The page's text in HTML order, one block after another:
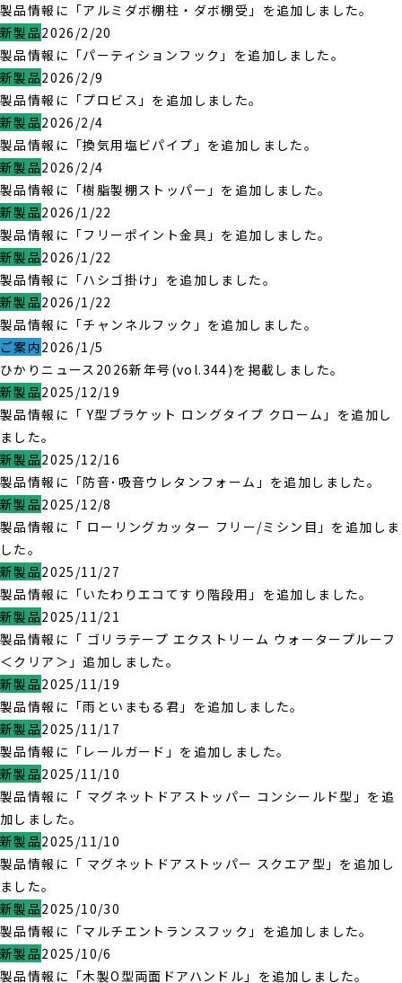
製品情報に「アルミダボ棚柱・ダボ棚受」を追加しました。
新製品2026/2/20
製品情報に「パーティションフック」を追加しました。
新製品2026/2/9
製品情報に「プロビス」を追加しました。
新製品2026/2/4
製品情報に「換気用塩ビパイプ」を追加しました。
新製品2026/2/4
製品情報に「樹脂製棚ストッパー」を追加しました。
新製品2026/1/22
製品情報に「フリーポイント金具」を追加しました。
新製品2026/1/22
製品情報に「ハシゴ掛け」を追加しました。
新製品2026/1/22
製品情報に「チャンネルフック」を追加しました。
ご案内2026/1/5
ひかりニュース2026新年号(vol.344)を掲載しました。
新製品2025/12/19
製品情報に「 Y型ブラケット ロングタイプ クローム」を追加し
ました。
新製品2025/12/16
製品情報に「防音･吸音ウレタンフォーム」を追加しました。
新製品2025/12/8
製品情報に「 ローリングカッター フリー/ミシン目」を追加しま
した。
新製品2025/11/27
製品情報に「いたわりエコてすり階段用」を追加しました。
新製品2025/11/21
製品情報に「 ゴリラテープ エクストリーム ウォータープルーフ
＜クリア＞」追加しました。
新製品2025/11/19
製品情報に「雨といまもる君」を追加しました。
新製品2025/11/17
製品情報に「レールガード」を追加しました。
新製品2025/11/10
製品情報に「 マグネットドアストッパー コンシールド型」を追
加しました。
新製品2025/11/10
製品情報に「 マグネットドアストッパー スクエア型」を追加し
ました。
新製品2025/10/30
製品情報に「マルチエントランスフック」を追加しました。
新製品2025/10/6
製品情報に「木製O型両面ドアハンドル」を追加しました。